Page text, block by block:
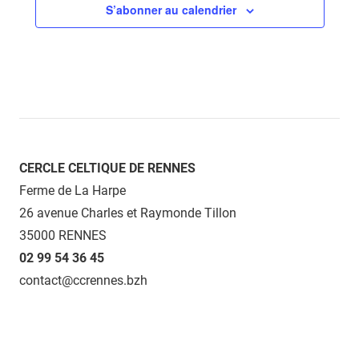
S’abonner au calendrier
CERCLE CELTIQUE DE RENNES
Ferme de La Harpe
26 avenue Charles et Raymonde Tillon
35000 RENNES
02 99 54 36 45
contact@ccrennes.bzh